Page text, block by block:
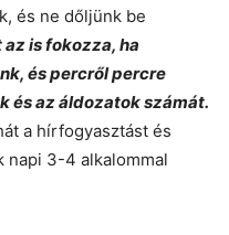
és ne dőljünk be
is fokozza, ha
és percről percre
és az áldozatok számát.
a hírfogyasztást és
napi 3-4 alkalommal